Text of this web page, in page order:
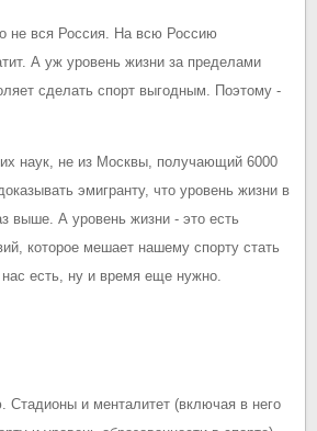
не вся Россия. На всю Россию
А уж уровень жизни за пределами
сделать спорт выгодным. Поэтому -
наук, не из Москвы, получающий 6000
эмигранту, что уровень жизни в
выше. А уровень жизни - это есть
которое мешает нашему спорту стать
есть, ну и время еще нужно.
Стадионы и менталитет (включая в него